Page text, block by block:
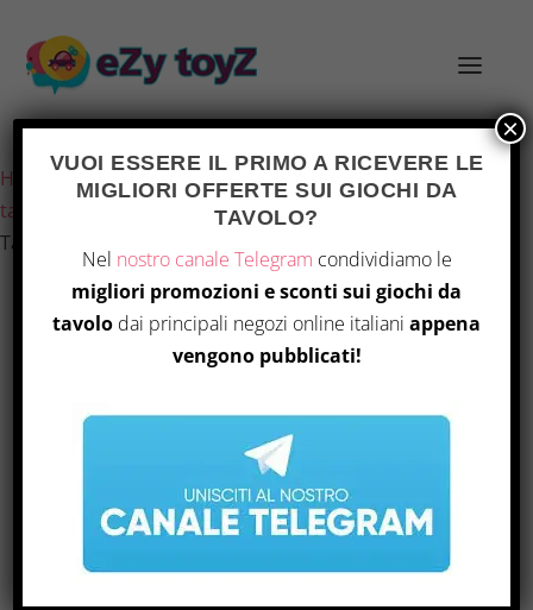
Home /Giochi e giocattoli/Giochi di società/Giochi da
tavolo
/ Cranio Creations – Eroi di Barcadia Gioco da
Tavolo
VUOI ESSERE IL PRIMO A RICEVERE LE
MIGLIORI OFFERTE SUI GIOCHI DA
TAVOLO?
Nel nostro canale Telegram condividiamo le
migliori promozioni e sconti sui giochi da
tavolo dai principali negozi online italiani appena
vengono pubblicati!
×